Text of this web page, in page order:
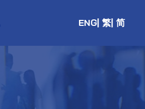
ENG | 繁 | 简